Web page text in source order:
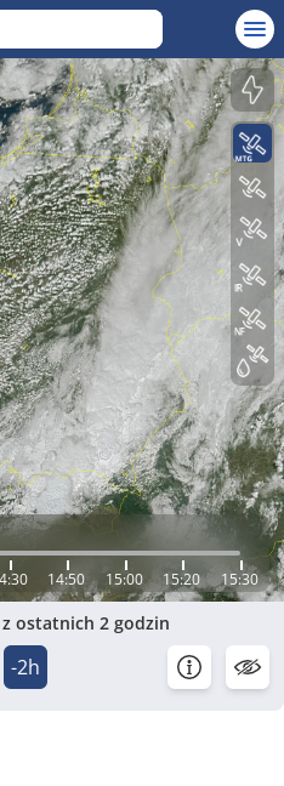
14:50 15:00 15:20 15:30
ostatnich 2 godzin
-2h